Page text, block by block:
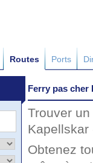
Routes Ports
Ferry pas cher
Trouver
Kapellskar
Obtenez